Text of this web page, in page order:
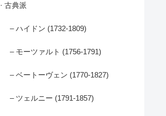
· 古典派
– ハイドン (1732-1809)
– モーツァルト (1756-1791)
– ベートーヴェン (1770-1827)
– ツェルニー (1791-1857)